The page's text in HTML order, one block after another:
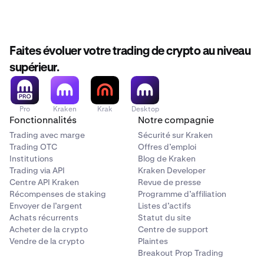
Faites évoluer votre trading de crypto au niveau
supérieur.
Pro Kraken Krak Desktop
Fonctionnalités
Trading avec marge
Trading OTC
Institutions
Trading via API
Centre API Kraken
Récompenses de staking
Envoyer de l’argent
Achats récurrents
Acheter de la crypto
Vendre de la crypto
Notre compagnie
Sécurité sur Kraken
Offres d’emploi
Blog de Kraken
Kraken Developer
Revue de presse
Programme d’affiliation
Listes d’actifs
Statut du site
Centre de support
Plaintes
Breakout Prop Trading